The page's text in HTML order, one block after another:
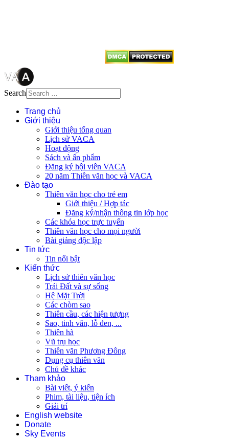
Search
Trang chủ
Giới thiệu
Giới thiệu tổng quan
Lịch sử VACA
Hoạt động
Sách và ấn phẩm
Đăng ký hội viên VACA
20 năm Thiên văn học và VACA
Đào tạo
Thiên văn học cho trẻ em
Giới thiệu / Hợp tác
Đăng ký/nhận thông tin lớp học
Các khóa học trực tuyến
Thiên văn học cho mọi người
Bài giảng độc lập
Tin tức
Tin nổi bật
Kiến thức
Lịch sử thiên văn học
Trái Đất và sự sống
Hệ Mặt Trời
Các chòm sao
Thiên cầu, các hiện tượng
Sao, tinh vân, lỗ đen, ...
Thiên hà
Vũ trụ học
Thiên văn Phương Đông
Dụng cụ thiên văn
Chủ đề khác
Tham khảo
Bài viết, ý kiến
Phim, tài liệu, tiện ích
Giải trí
English website
Donate
Sky Events